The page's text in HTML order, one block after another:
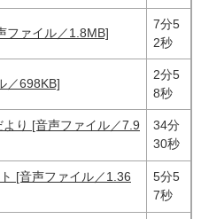
ファイル／1.8MB]
7分5
2秒
／698KB]
2分5
8秒
り [音声ファイル／7.9
34分
30秒
[音声ファイル／1.36
5分5
7秒